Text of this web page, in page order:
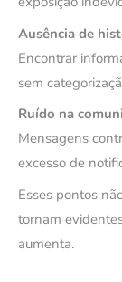
Ausência de
Encontrar
sem
Ruído na
Mensagens
excesso de
Esses pontos
tornam
aumenta.